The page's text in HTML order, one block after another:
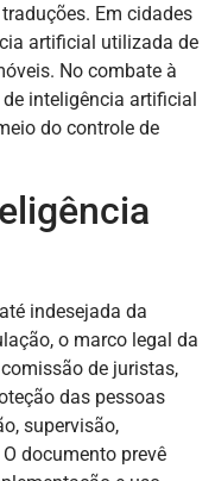
Em cidades
artificial utilizada de
No combate à
inteligência artificial
do controle de
indesejada da
o marco legal da
de juristas,
das pessoas
supervisão,
documento prevê